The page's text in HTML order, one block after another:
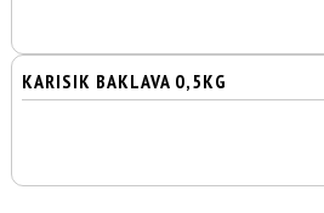
KARISIK BAKLAVA 0,5KG